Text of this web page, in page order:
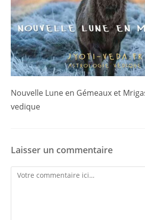
Nouvelle Lune en Gémeaux et
vedique
Laisser un commentaire
Comment